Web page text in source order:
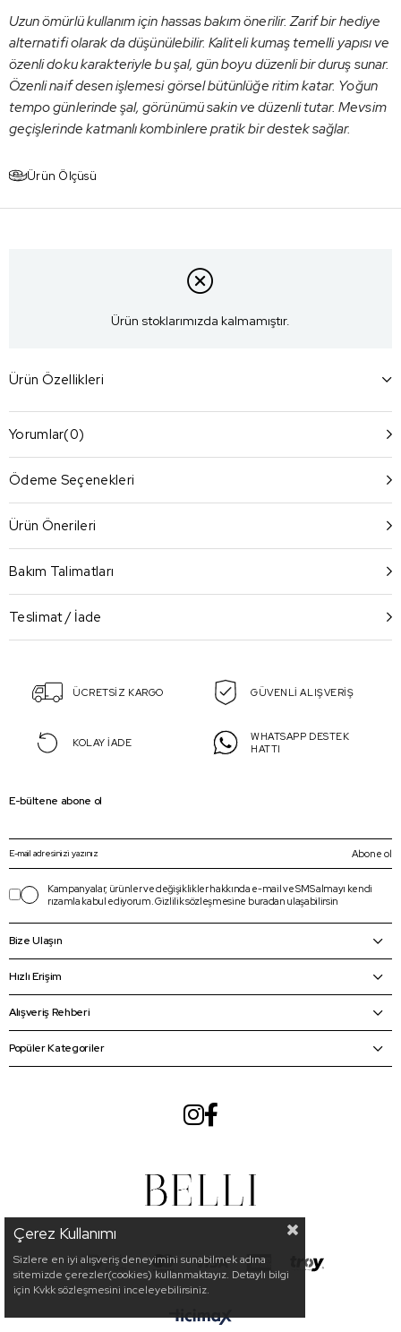
Uzun ömürlü kullanım için hassas bakım önerilir. Zarif bir hediye
alternatifi olarak da düşünülebilir. Kaliteli kumaş temelli yapısı ve
özenli doku karakteriyle bu şal, gün boyu düzenli bir duruş sunar.
Özenli naif desen işlemesi görsel bütünlüğe ritim katar. Yoğun
tempo günlerinde şal, görünümü sakin ve düzenli tutar. Mevsim
geçişlerinde katmanlı kombinlere pratik bir destek sağlar.
Ürün Ölçüsü
Ürün stoklarımızda kalmamıştır.
Ürün Özellikleri
Yorumlar(0)
Ödeme Seçenekleri
Ürün Önerileri
Bakım Talimatları
Teslimat / İade
ÜCRETSİZ KARGO GÜVENLİ ALIŞVERİŞ
KOLAY İADE
WHATSAPP DESTEK
HATTI
E-bültene abone ol
Abone ol
Kampanyalar, ürünler ve değişiklikler hakkında e-mail ve SMS almayı kendi
rızamla kabul ediyorum. Gizlilik sözleşmesine buradan ulaşabilirsin
Bize Ulaşın
Hızlı Erişim
Alışveriş Rehberi
Popüler Kategoriler
Çerez Kullanımı
Sizlere en iyi alışveriş deneyimini sunabilmek adına
sitemizde çerezler(cookies) kullanmaktayız. Detaylı bilgi
için Kvkk sözleşmesini inceleyebilirsiniz.